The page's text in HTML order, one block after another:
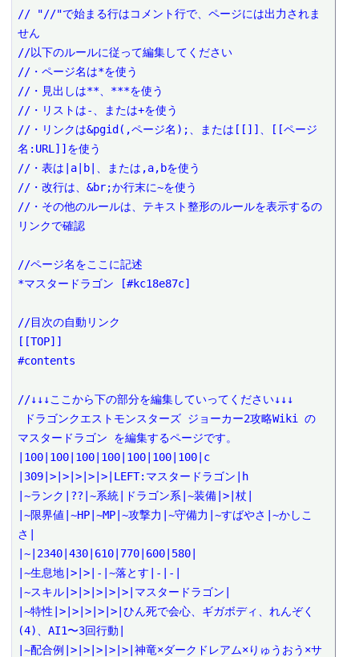
// "//"で始まる行はコメント行で、ページには出力されま
せん
//以下のルールに従って編集してください
//・ページ名は*を使う
//・見出しは**、***を使う
//・リストは-、または+を使う
//・リンクは&pgid(,ページ名);、または[[]]、[[ページ
名:URL]]を使う
//・表は|a|b|、または,a,bを使う
//・改行は、&br;か行末に~を使う
//・その他のルールは、テキスト整形のルールを表示するの
リンクで確認
//ページ名をここに記述
*マスタードラゴン [#kc18e87c]
//目次の自動リンク
[[TOP]]
#contents
//↓↓↓ここから下の部分を編集していってください↓↓↓
マスタードラゴン を編集するページです。
|100|100|100|100|100|100|100|c
|309|>|>|>|>|>|LEFT:マスタードラゴン|h
|~ランク|??|~系統|ドラゴン系|~装備|>|杖|
|~限界値|~HP|~MP|~攻撃力|~守備力|~すばやさ|~かしこ
さ|
|~|2340|430|610|770|600|580|
|~生息地|>|>|-|~落とす|-|-|
|~スキル|>|>|>|>|>|マスタードラゴン|
|~特性|>|>|>|>|>|ひん死で会心、ギガボディ、れんぞく
(4)、AI1〜3回行動|
|~配合例|>|>|>|>|>|神竜×ダークドレアム×りゅうおう×サ